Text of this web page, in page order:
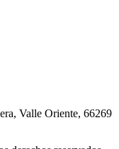
Valle Oriente, 66269